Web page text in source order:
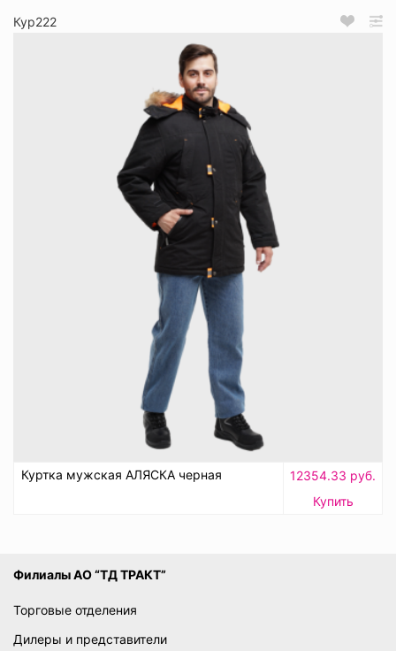
Кур222
Куртка мужская АЛЯСКА черная
12354.33 руб.
Купить
Филиалы АО “ТД ТРАКТ”
Торговые отделения
Дилеры и представители